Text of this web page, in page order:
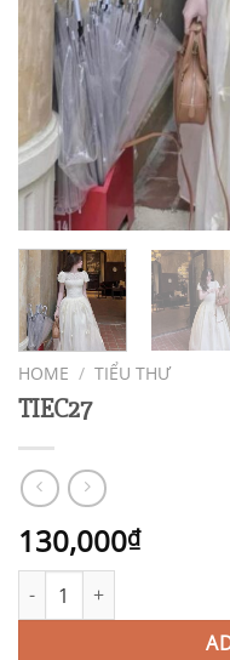
HOME / TIỂU THƯ
TIEC27
130,000₫
TIEC27 quantity